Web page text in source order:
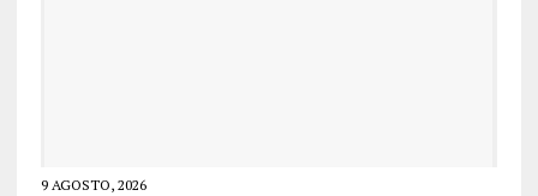
9 AGOSTO, 2026